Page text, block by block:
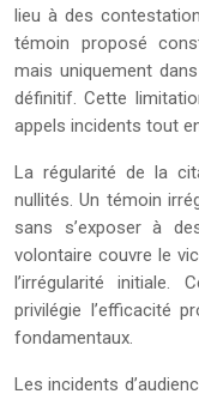
lieu à des
témoin proposé
mais uniquement
définitif. Cette
appels incidents tout
La régularité de la
nullités. Un témoin
sans s’exposer à
volontaire couvre le
l’irrégularité initiale.
privilégie l’efficacité
fondamentaux.
Les incidents